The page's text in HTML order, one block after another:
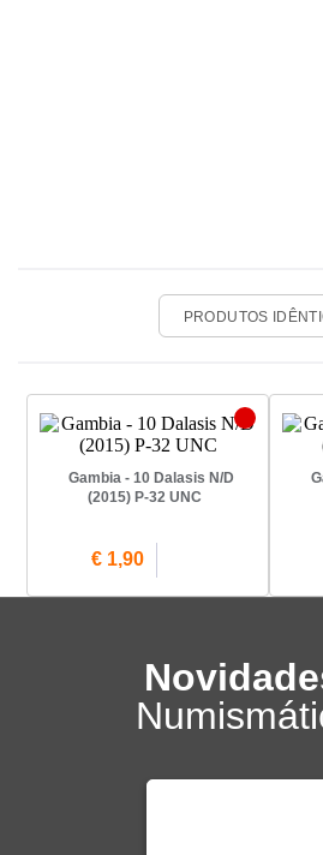
PRODUTOS
Gambia - 10 Dalasis N/D
(2015) P-32 UNC
€ 1,90